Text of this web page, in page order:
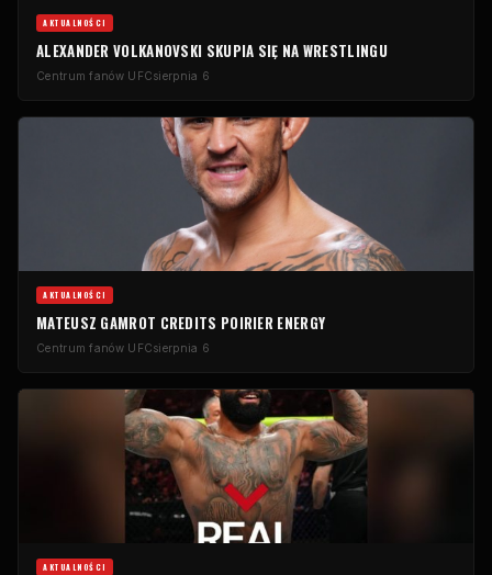
AKTUALNOŚCI
ALEXANDER VOLKANOVSKI SKUPIA SIĘ NA WRESTLINGU
Centrum fanów UFCsierpnia 6
AKTUALNOŚCI
MATEUSZ GAMROT CREDITS POIRIER ENERGY
Centrum fanów UFCsierpnia 6
AKTUALNOŚCI